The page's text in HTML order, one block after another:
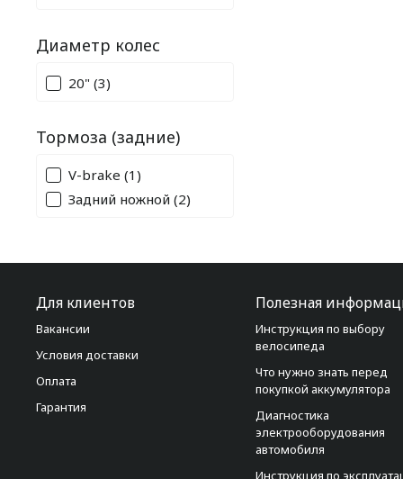
Диаметр колес
20" (3)
Тормоза (задние)
V-brake (1)
Задний ножной (2)
Для клиентов
Вакансии
Условия доставки
Оплата
Гарантия
Полезная
Инструкция по выбору
велосипеда
Что нужно знать перед
покупкой аккумулятора
Диагностика
электрооборудования
автомобиля
Инструкция по